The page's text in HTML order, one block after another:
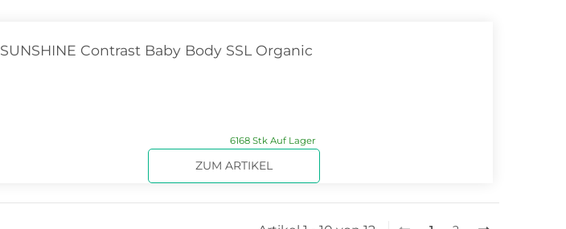
SUNSHINE Contrast Baby Body SSL Organic
6168 Stk Auf Lager
ZUM ARTIKEL